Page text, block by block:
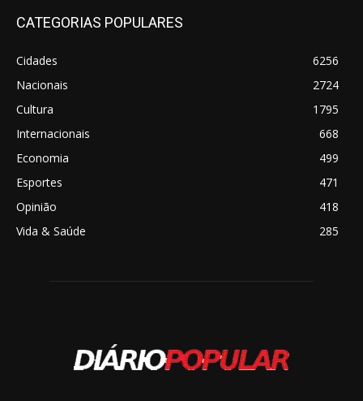
CATEGORIAS POPULARES
Cidades
6256
Nacionais
2724
Cultura
1795
Internacionais
668
Economia
499
Esportes
471
Opinião
418
Vida & Saúde
285